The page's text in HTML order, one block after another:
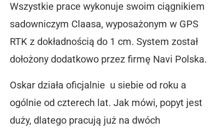
Wszystkie prace wykonuje swoim ciągnikiem
sadowniczym Claasa, wyposażonym w GPS
RTK z dokładnością do 1 cm. System został
dołożony dodatkowo przez firmę Navi Polska.
Oskar działa oficjalnie u siebie od roku a
ogólnie od czterech lat. Jak mówi, popyt jest
duży, dlatego pracują już na dwóch